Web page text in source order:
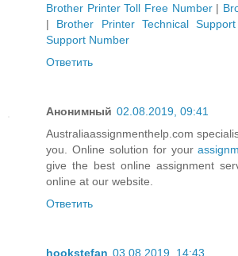
Brother Printer Toll Free Number|
| Brother Printer Technical Support
Support Number
Ответить
Анонимный 02.08.2019, 09:41
Australiaassignmenthelp.com
you. Online solution for your
give the best online assignment
online at our website.
Ответить
hookstefan 03.08.2019, 14:43